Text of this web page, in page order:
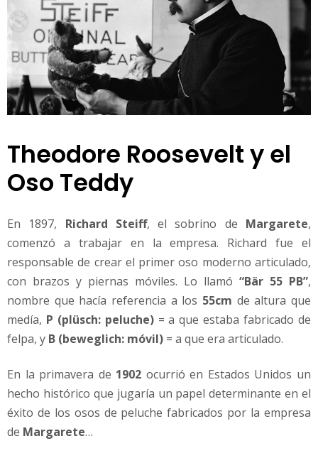
Theodore Roosevelt y el
Oso Teddy
En 1897, Richard Steiff, el sobrino de Margarete,
comenzó a trabajar en la empresa. Richard fue el
responsable de crear el primer oso moderno articulado,
con brazos y piernas móviles. Lo llamó “Bär 55 PB”,
nombre que hacía referencia a los 55cm de altura que
medía, P (plüsch: peluche)= a que estaba fabricado de
felpa, y B (beweglich: móvil) = a que era articulado.
En la primavera de 1902 ocurrió en Estados Unidos un
hecho histórico que jugaría un papel determinante en el
éxito de los osos de peluche fabricados por la empresa
de Margarete…